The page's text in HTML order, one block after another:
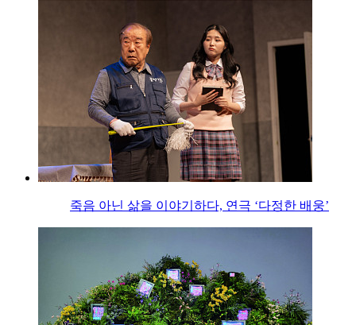
죽음 아닌 삶을 이야기하다, 연극 ‘다정한 배웅’